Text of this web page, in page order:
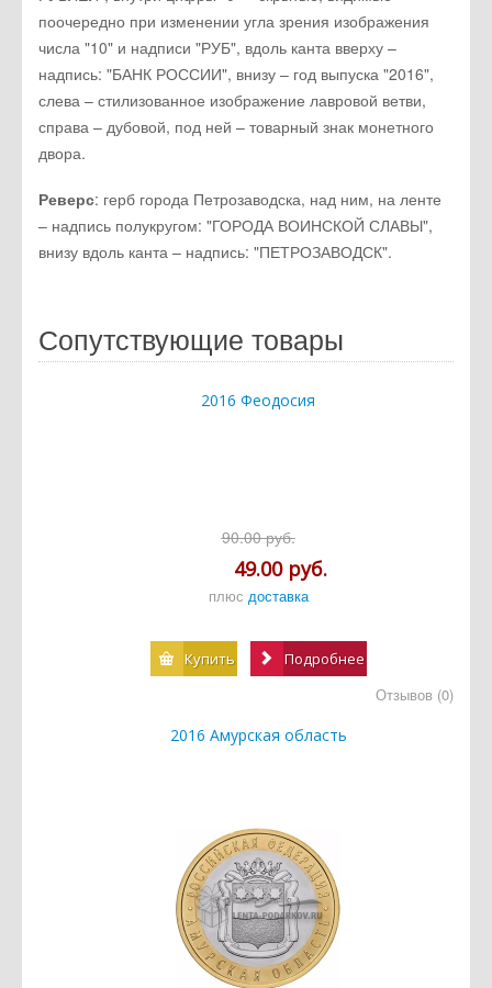
поочередно при изменении угла зрения изображения
числа "10" и надписи "РУБ", вдоль канта вверху –
надпись: "БАНК РОССИИ", внизу – год выпуска "2016",
слева – стилизованное изображение лавровой ветви,
справа – дубовой, под ней – товарный знак монетного
двора.
Реверс: герб города Петрозаводска, над ним, на ленте
– надпись полукругом: "ГОРОДА ВОИНСКОЙ СЛАВЫ",
внизу вдоль канта – надпись: "ПЕТРОЗАВОДСК".
Сопутствующие товары
2016 Феодосия
90.00 руб.
49.00 руб.
плюс доставка
Купить Подробнее
Отзывов (0)
2016 Амурская область